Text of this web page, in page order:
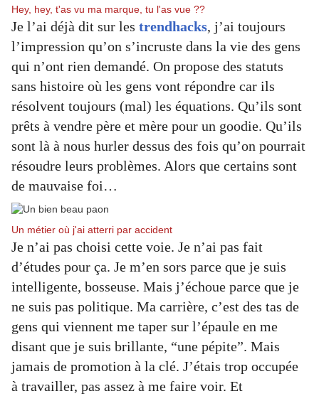
Hey, hey, t'as vu ma marque, tu l'as vue ??
Je l’ai déjà dit sur les trendhacks, j’ai toujours
l’impression qu’on s’incruste dans la vie des gens
qui n’ont rien demandé. On propose des statuts
sans histoire où les gens vont répondre car ils
résolvent toujours (mal) les équations. Qu’ils sont
prêts à vendre père et mère pour un goodie. Qu’ils
sont là à nous hurler dessus des fois qu’on pourrait
résoudre leurs problèmes. Alors que certains sont
de mauvaise foi…
Un métier où j'ai atterri par accident
Je n’ai pas choisi cette voie. Je n’ai pas fait
d’études pour ça. Je m’en sors parce que je suis
intelligente, bosseuse. Mais j’échoue parce que je
ne suis pas politique. Ma carrière, c’est des tas de
gens qui viennent me taper sur l’épaule en me
disant que je suis brillante, “une pépite”. Mais
jamais de promotion à la clé. J’étais trop occupée
à travailler, pas assez à me faire voir. Et